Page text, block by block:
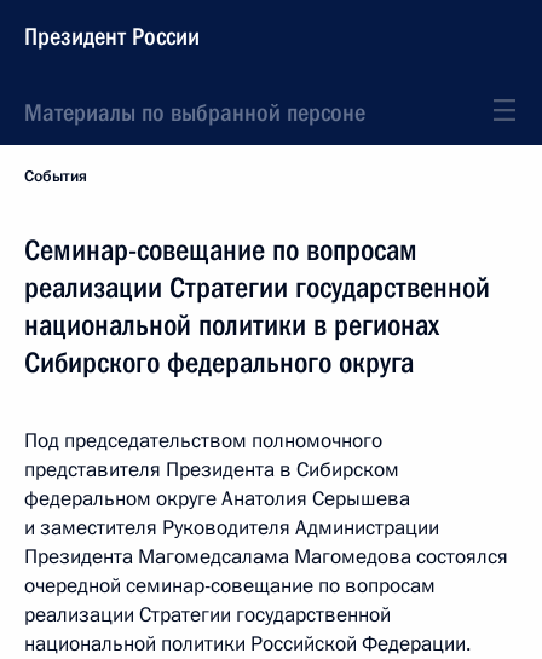
Президент России
Материалы по выбранной персоне
События
Семинар-совещание по вопросам
реализации Стратегии государственной
национальной политики в регионах
Сибирского федерального округа
Под председательством полномочного
представителя Президента в Сибирском
федеральном округе Анатолия Серышева
и заместителя Руководителя Администрации
Президента Магомедсалама Магомедова состоялся
очередной семинар-совещание по вопросам
реализации Стратегии государственной
национальной политики Российской Федерации.